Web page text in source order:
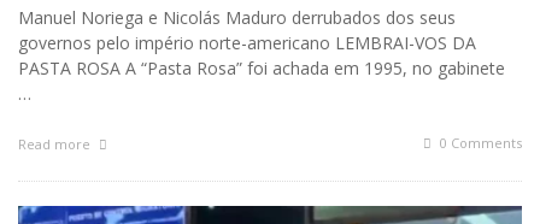
Manuel Noriega e Nicolás Maduro derrubados dos seus
governos pelo império norte-americano LEMBRAI-VOS DA
PASTA ROSA A “Pasta Rosa” foi achada em 1995, no gabinete
…
Read more 0 Comments